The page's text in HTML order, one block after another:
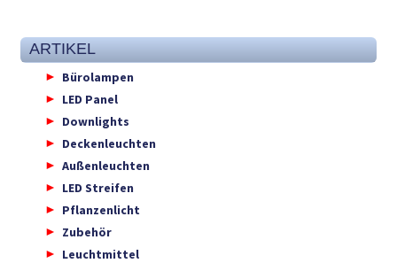
ARTIKEL
Bürolampen
LED Panel
Downlights
Deckenleuchten
Außenleuchten
LED Streifen
Pflanzenlicht
Zubehör
Leuchtmittel